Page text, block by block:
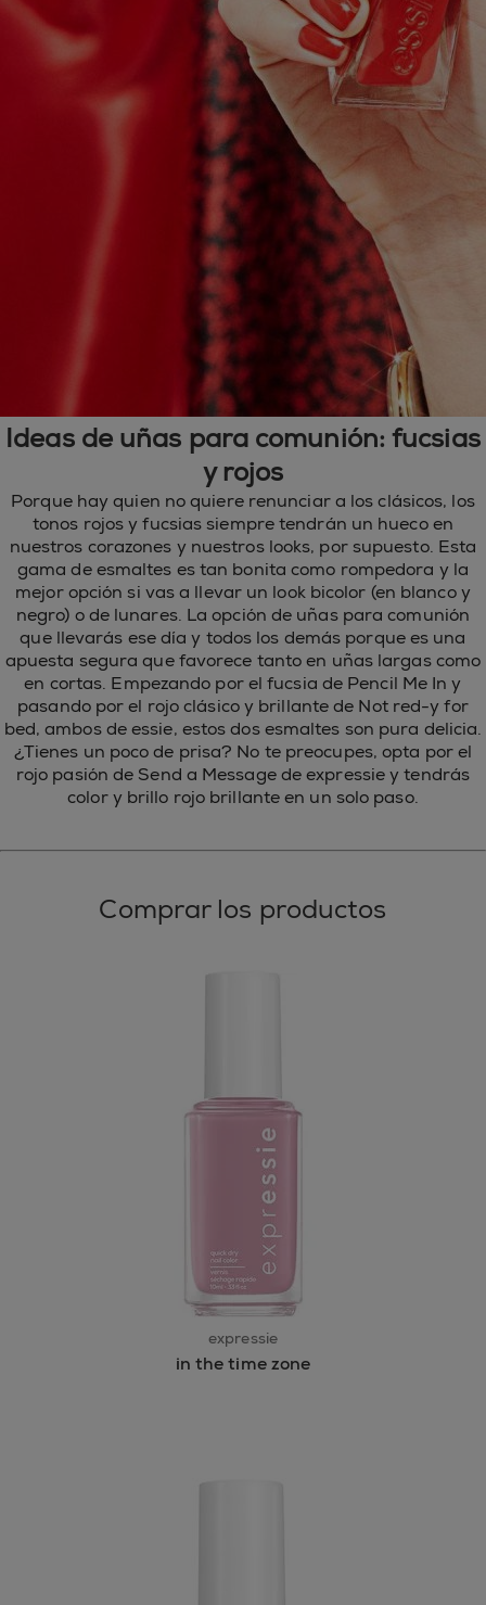
Ideas de uñas para comunión: fucsias
y rojos
Porque hay quien no quiere renunciar a los clásicos, los
tonos rojos y fucsias siempre tendrán un hueco en
nuestros corazones y nuestros looks, por supuesto. Esta
gama de esmaltes es tan bonita como rompedora y la
mejor opción si vas a llevar un look bicolor (en blanco y
negro) o de lunares. La opción de uñas para comunión
que llevarás ese día y todos los demás porque es una
apuesta segura que favorece tanto en uñas largas como
en cortas. Empezando por el fucsia de Pencil Me In y
pasando por el rojo clásico y brillante de Not red-y for
bed, ambos de essie, estos dos esmaltes son pura delicia.
¿Tienes un poco de prisa? No te preocupes, opta por el
rojo pasión de Send a Message de expressie y tendrás
color y brillo rojo brillante en un solo paso.
Comprar los productos
expressie
in the time zone